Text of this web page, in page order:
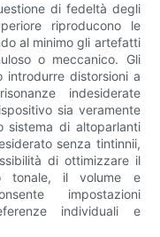
di fedeltà degli
riproducono le
al minimo gli artefatti
o meccanico. Gli
introdurre distorsioni a
indesiderate
sia veramente
sistema di altoparlanti
senza tintinnii,
di ottimizzare il
tonale, il volume e
impostazioni
individuali e